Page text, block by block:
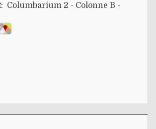
: Columbarium 2 - Colonne B -